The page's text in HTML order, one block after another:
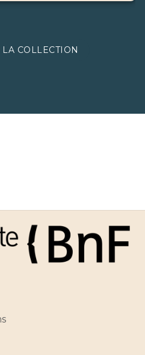
COLLECTION